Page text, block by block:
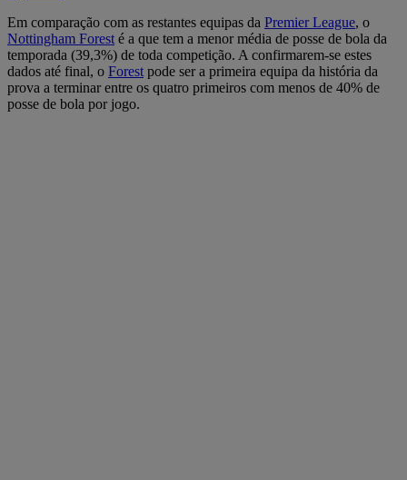
Em comparação com as restantes equipas da Premier League, o
Nottingham Forest é a que tem a menor média de posse de bola da
temporada (39,3%) de toda competição. A confirmarem-se estes
dados até final, o Forest pode ser a primeira equipa da história da
prova a terminar entre os quatro primeiros com menos de 40% de
posse de bola por jogo.